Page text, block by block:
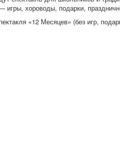
хороводы, подарки,
«12 Месяцев» (без игр,